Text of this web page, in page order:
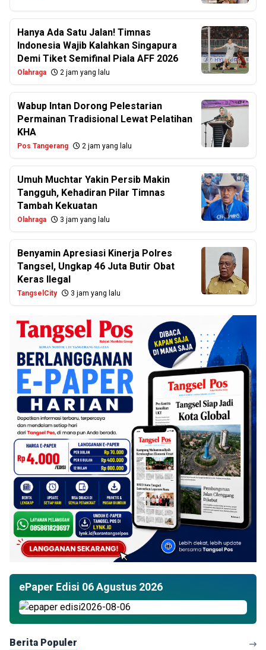
Hanya Ada Satu Jalan! Timnas
Indonesia Wajib Kalahkan Singapura
Demi Tiket Semifinal Piala AFF 2026
Olahraga 2 jam yang lalu
Wabup Intan Dorong Pelestarian
Permainan Tradisional Lewat Pelatihan
KHA
Pos Tangerang 2 jam yang lalu
Umuh Muchtar Yakin Persib Makin
Tangguh, Kehadiran Pilar Timnas
Tambah Kekuatan
Olahraga 3 jam yang lalu
Benyamin Apresiasi Kinerja Polres
Tangsel, Ungkap 46 Juta Butir Obat
Keras Ilegal
TangselCity 3 jam yang lalu
ePaper Edisi 06 Agustus 2026
Berita Populer